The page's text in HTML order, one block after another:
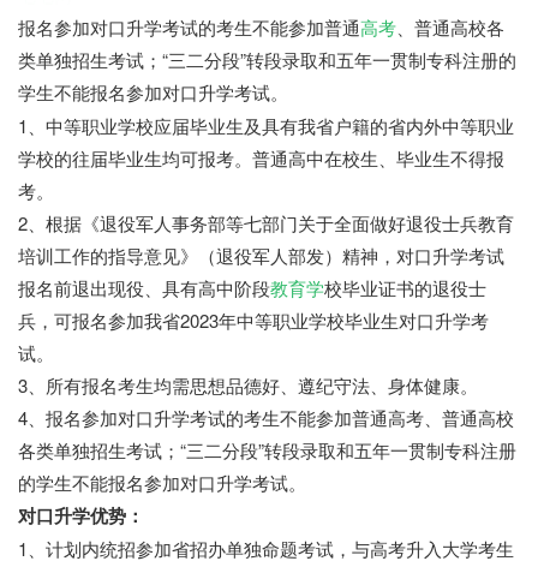
报名参加对口升学考试的考生不能参加普通高考、普通高校各
类单独招生考试；“三二分段”转段录取和五年一贯制专科注册的
学生不能报名参加对口升学考试。
1、中等职业学校应届毕业生及具有我省户籍的省内外中等职业
学校的往届毕业生均可报考。普通高中在校生、毕业生不得报
考。
2、根据《退役军人事务部等七部门关于全面做好退役士兵教育
培训工作的指导意见》（退役军人部发）精神，对口升学考试
报名前退出现役、具有高中阶段教育学校毕业证书的退役士
兵，可报名参加我省2023年中等职业学校毕业生对口升学考
试。
3、所有报名考生均需思想品德好、遵纪守法、身体健康。
4、报名参加对口升学考试的考生不能参加普通高考、普通高校
各类单独招生考试；“三二分段”转段录取和五年一贯制专科注册
的学生不能报名参加对口升学考试。
对口升学优势：
1、计划内统招参加省招办单独命题考试，与高考升入大学考生